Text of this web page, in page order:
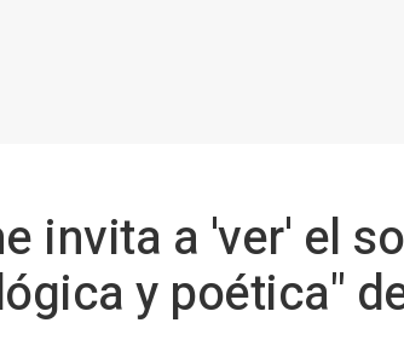
invita a 'ver' el
y poética"